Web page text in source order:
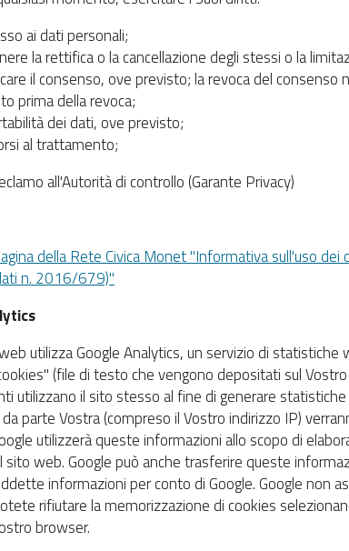
ai dati personali;
la rettifica o la cancellazione degli stessi o la
il consenso, ove previsto; la revoca del
prima della revoca;
dei dati, ove previsto;
al trattamento;
all'Autorità di controllo (Garante Privacy)
della Rete Civica Monet "Informativa sull'uso
n. 2016/679)"
utilizza Google Analytics, un servizio di statistiche
(file di testo che vengono depositati sul
utilizzano il sito stesso al fine di generare
parte Vostra (compreso il Vostro indirizzo IP)
utilizzerà queste informazioni allo scopo di
sito web. Google può anche trasferire queste
informazioni per conto di Google. Google non
rifiutare la memorizzazione di cookies
browser.